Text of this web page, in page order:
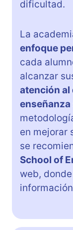
dificultad.
La
enfoque
cada
alcanzar
atención al
enseñanza
en mejorar
se
School of
web,